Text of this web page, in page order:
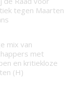
tegen Maarten
mix van
met
en kritiekloze
(H)